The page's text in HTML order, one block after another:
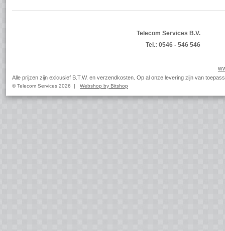
Telecom Services B.V.
Tel.: 0546 - 546 546
Alle prijzen zijn exlcusief B.T.W. en verzendkosten. Op al onze levering zijn van
© Telecom Services 2026 | Webshop by Bitshop